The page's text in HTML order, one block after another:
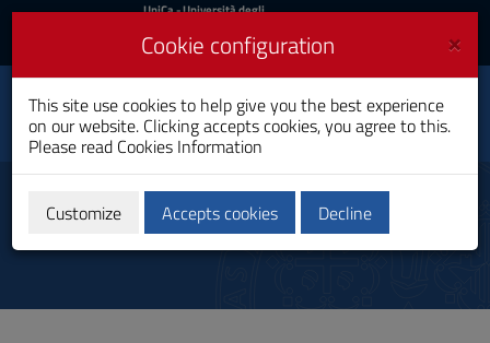
Skip
Content
to
Go
UniCa
Login
UniCa- Università degli
Login UniCA News
Toggle
navigation
Nursing – Cagliari
Bachelor's Degree
Coordinator
×
Cookie configuration
This site use cookies to help give you the best experience
on our website. Clicking accepts cookies, you agree to this.
Please read Cookies Information
Customize Accepts cookies Decline